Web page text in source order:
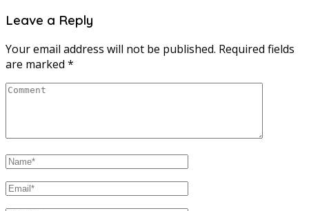
Leave a Reply
Your email address will not be published. Required fields
are marked *